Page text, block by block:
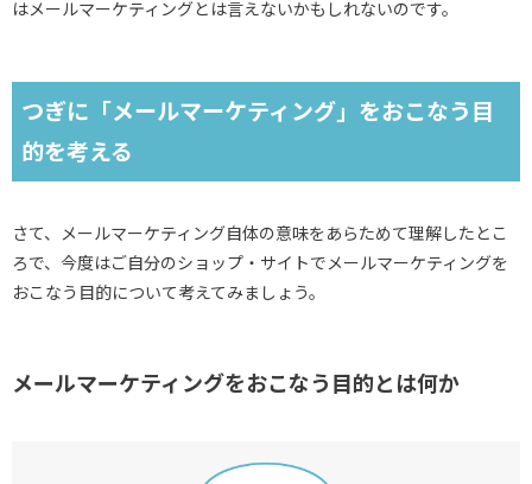
はメールマーケティングとは言えないかもしれないのです。
つぎに「メールマーケティング」をおこなう目
的を考える
さて、メールマーケティング自体の意味をあらためて理解したとこ
ろで、今度はご自分のショップ・サイトでメールマーケティングを
おこなう目的について考えてみましょう。
メールマーケティングをおこなう目的とは何か